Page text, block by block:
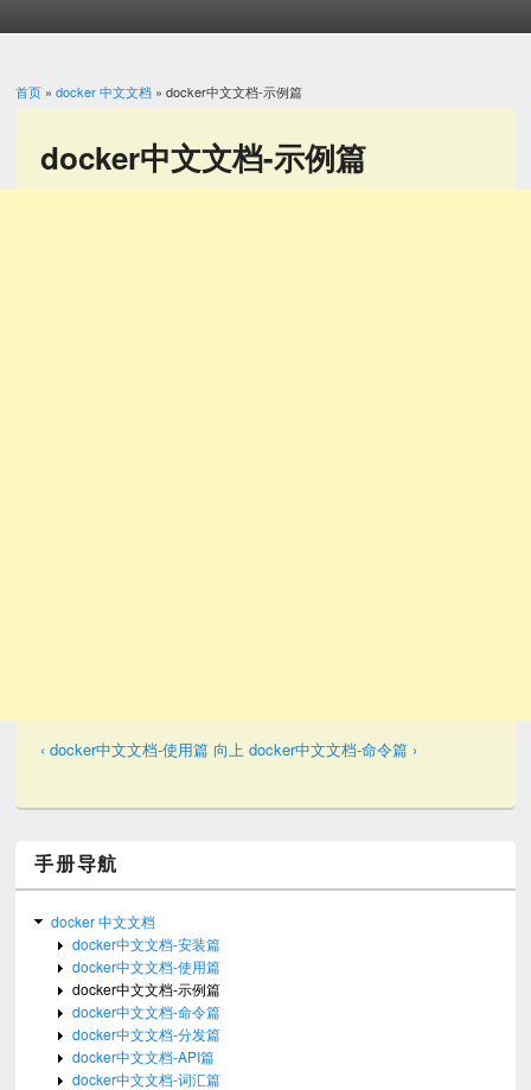
你在这里
首页 »docker 中文文档 » docker中文文档-示例篇
docker中文文档-示例篇
‹ docker中文文档-使用篇 向上 docker中文文档-命令篇 ›
手册导航
docker 中文文档
docker中文文档-安装篇
docker中文文档-使用篇
docker中文文档-示例篇
docker中文文档-命令篇
docker中文文档-分发篇
docker中文文档-API篇
docker中文文档-词汇篇